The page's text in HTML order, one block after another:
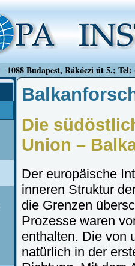
1088 Budapest, Rákóczi út 5.;
Die
Union –
Der europäische
inneren Struktur
die Grenzen
Prozesse waren
enthalten. Die von
natürlich in der